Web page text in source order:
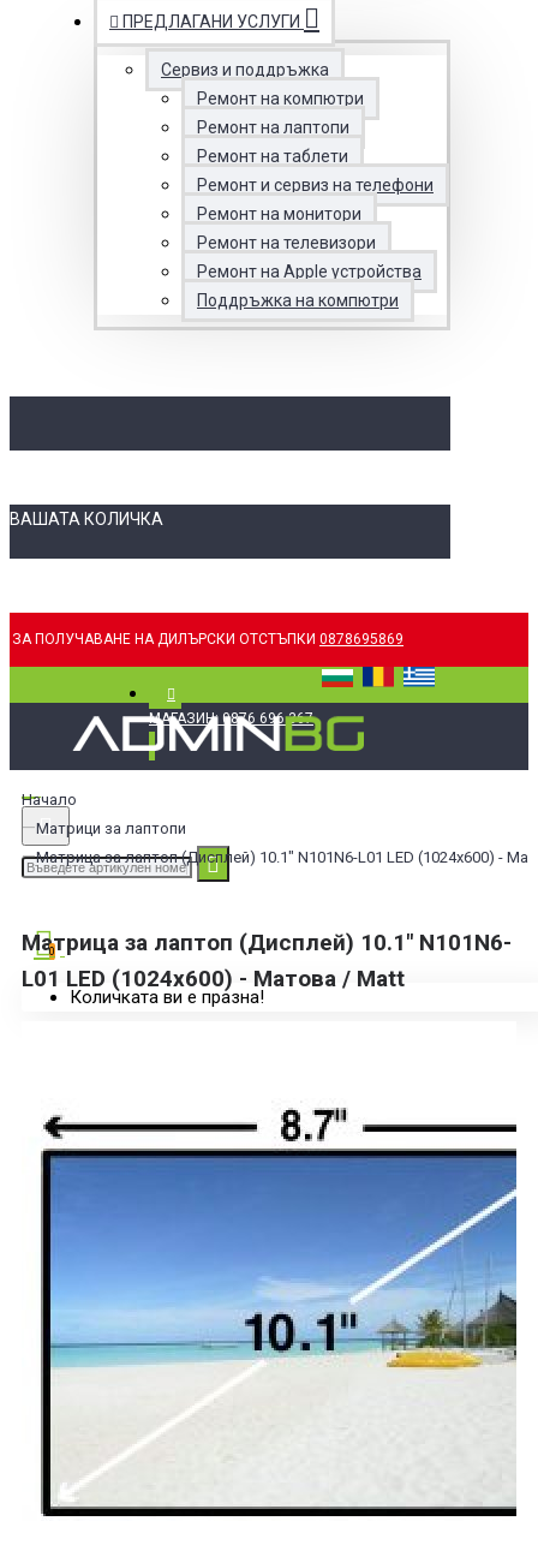
ПРЕДЛАГАНИ УСЛУГИ
Сервиз и поддръжка
Ремонт на компютри
Ремонт на лаптопи
Ремонт на таблети
Ремонт и сервиз на телефони
Ремонт на монитори
Ремонт на телевизори
Ремонт на Apple устройства
Поддръжка на компютри
ВАШАТА КОЛИЧКА
ЗА ПОЛУЧАВАНЕ НА ДИЛЪРСКИ ОТСТЪПКИ 0878695869
МАГАЗИН: 0876 696 367
0
Количката ви е празна!
Начало
Матрици за лаптопи
Матрица за лаптоп (Дисплей) 10.1" N101N6-L01 LED (1024x600) -
Матрица за лаптоп (Дисплей) 10.1" N101N6-
L01 LED (1024x600) - Матова / Matt